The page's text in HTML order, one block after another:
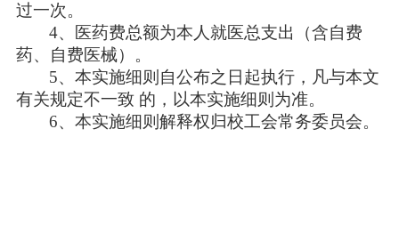
过一次。
4、医药费总额为本人就医总支出（含自费
药、自费医械）。
5、本实施细则自公布之日起执行，凡与本文
有关规定不一致 的，以本实施细则为准。
6、本实施细则解释权归校工会常务委员会。